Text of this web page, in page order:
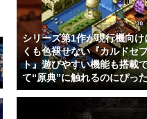
シリーズ第1作が現行機向
くも色褪せない『カルドセ
ト』遊びやすい機能も搭載
て“原典”に触れるのにぴっ